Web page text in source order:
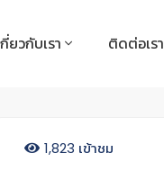
ยวกับเรา ติดต่อเรา
1,823 เข้าชม